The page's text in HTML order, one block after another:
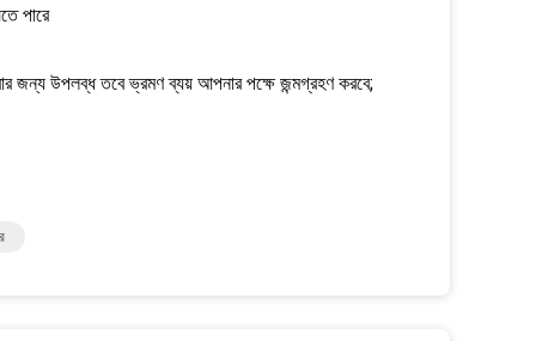
পারে
জন্য উপলব্ধ তবে ভ্রমণ ব্যয় আপনার পক্ষে জন্মগ্রহণ করবে;